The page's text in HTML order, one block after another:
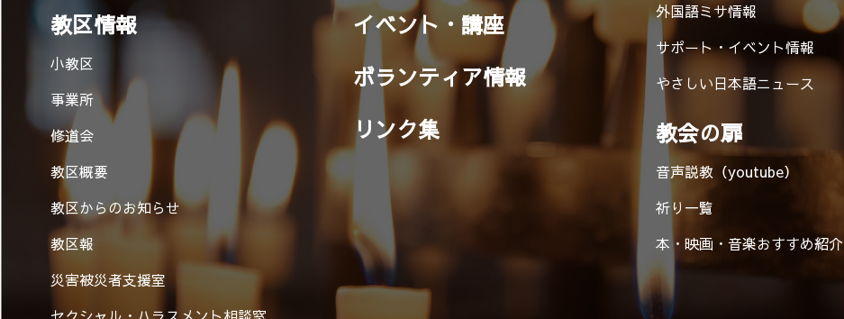
教区情報
小教区
事業所
修道会
教区概要
教区からのお知らせ
教区報
災害被災者支援室
イベント・講座
ボランティア情報
リンク集
外国語ミサ情報
サポート・イベント情報
やさしい日本語ニュース
教会の扉
音声説教（youtube）
祈り一覧
本・映画・音楽おすすめ紹介